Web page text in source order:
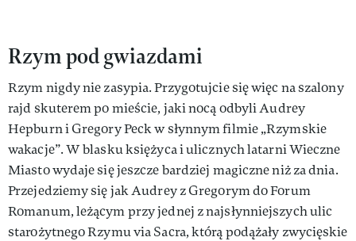
Rzym pod gwiazdami
Rzym nigdy nie zasypia. Przygotujcie się więc na szalony
rajd skuterem po mieście, jaki nocą odbyli Audrey
Hepburn i Gregory Peck w słynnym filmie „Rzymskie
wakacje”. W blasku księżyca i ulicznych latarni Wieczne
Miasto wydaje się jeszcze bardziej magiczne niż za dnia.
Przejedziemy się jak Audrey z Gregorym do Forum
Romanum, leżącym przy jednej z najsłynniejszych ulic
starożytnego Rzymu via Sacra, którą podążały zwycięskie